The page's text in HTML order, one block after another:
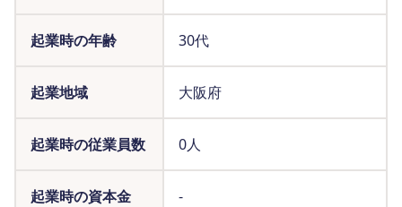
起業時の年齢 30代
起業地域 大阪府
起業時の従業員数 0人
起業時の資本金 -